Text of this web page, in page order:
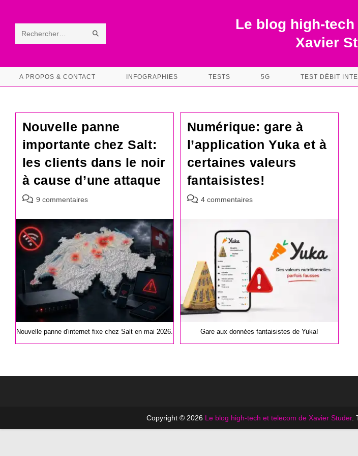
contentRechercher
ce RECHERCHE
Le blog high-
Xavier
A PROPOS & CONTACT INFOGRAPHIES TESTS 5G TEST DÉBIT
Nouvelle panne
importante chez Salt:
les clients dans le noir
à cause d’une attaque
Commentaires
la
publication :
9 commentaires
Nouvelle panne d'internet fixe chez Salt en mai 2026.
Numérique: gare à
l’application Yuka et à
certaines valeurs
fantaisistes!
Commentaires
publication :
4 commentaires
Gare aux données fantaisistes de Yuka!
Copyright © 2026 Le blog high-tech et telecom de Xavier Studer.